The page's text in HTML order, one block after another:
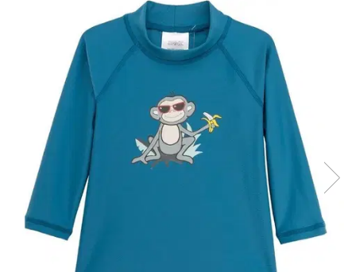
Sigurante geamuri si usi glisante
Kituri de siguranta pentru copii si
Protectii casa
Protectii utile
Poarta siguranta copii
Deflectoare pentru aer conditionat
Protectii exterior
Casti antifonice pentru copii si
bebelusi
Echipament protectie bicicleta si